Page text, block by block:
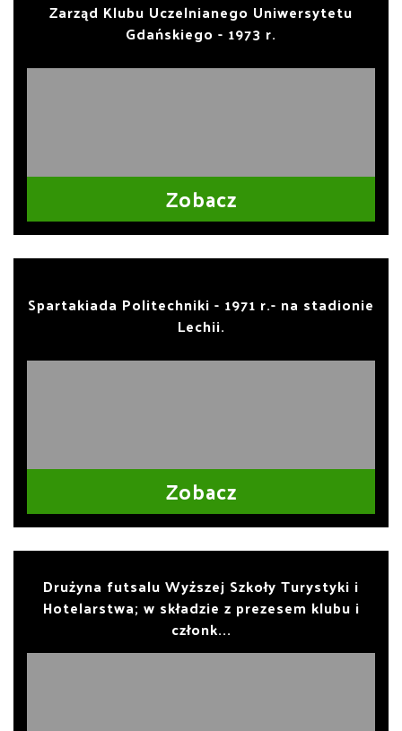
Zarząd Klubu Uczelnianego Uniwersytetu
Gdańskiego - 1973 r.
Zobacz
Spartakiada Politechniki - 1971 r.- na stadionie
Lechii.
Zobacz
Drużyna futsalu Wyższej Szkoły Turystyki i
Hotelarstwa; w składzie z prezesem klubu i
członk...